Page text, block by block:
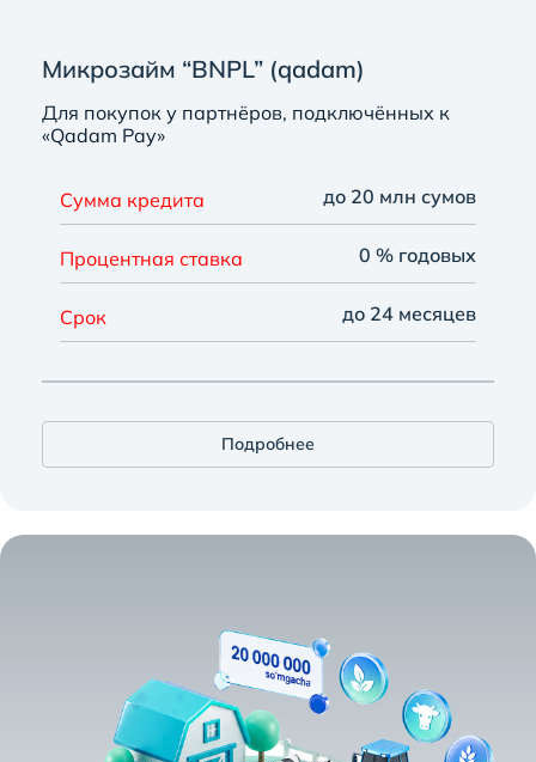
Микрозайм “BNPL” (qadam)
Для покупок у партнёров, подключённых к
«Qadam Pay»
Сумма кредита до 20 млн сумов
Процентная ставка 0 % годовых
Срок до 24 месяцев
Подробнее